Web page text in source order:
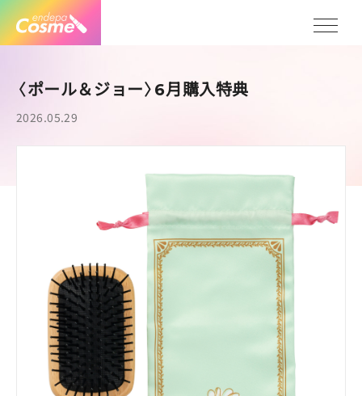
〈ポール＆ジョー〉 6月購入特典
2026.05.29